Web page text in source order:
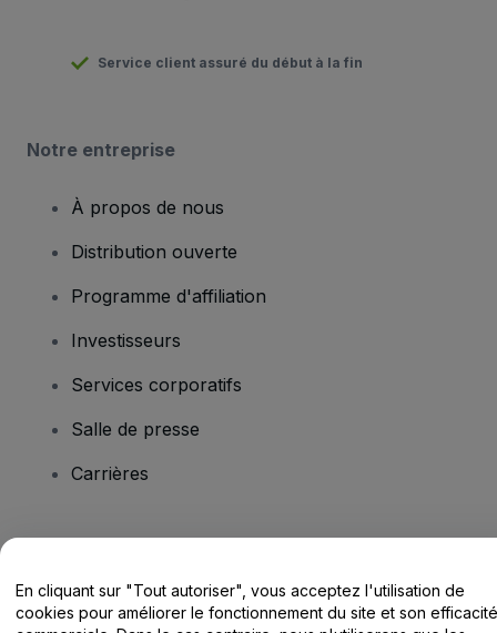
Service client assuré du début à la fin
Notre entreprise
À propos de nous
Distribution ouverte
Programme d'affiliation
Investisseurs
Services corporatifs
Salle de presse
Carrières
Centre d'assistance / Nous contacter
En cliquant sur "Tout autoriser", vous acceptez l'utilisation de
cookies pour améliorer le fonctionnement du site et son efficacité